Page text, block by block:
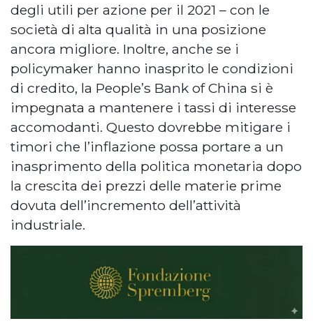
degli utili per azione per il 2021 – con le
società di alta qualità in una posizione
ancora migliore. Inoltre, anche se i
policymaker hanno inasprito le condizioni
di credito, la People’s Bank of China si è
impegnata a mantenere i tassi di interesse
accomodanti. Questo dovrebbe mitigare i
timori che l’inflazione possa portare a un
inasprimento della politica monetaria dopo
la crescita dei prezzi delle materie prime
dovuta dell’incremento dell’attività
industriale.